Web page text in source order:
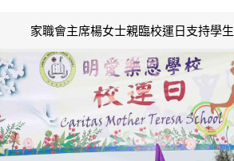
家職會主席楊女士親臨校運日支持學生